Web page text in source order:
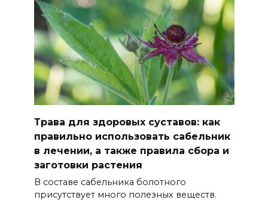
Трава для здоровых суставов: как
правильно использовать сабельник
в лечении, а также правила сбора и
заготовки растения
В составе сабельника болотного
присутствует много полезных веществ.